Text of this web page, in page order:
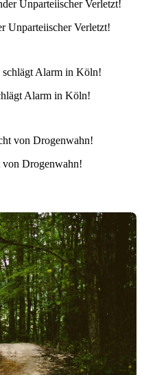
Unparteiischer Verletzt!
Alarm in Köln!
von Drogenwahn!